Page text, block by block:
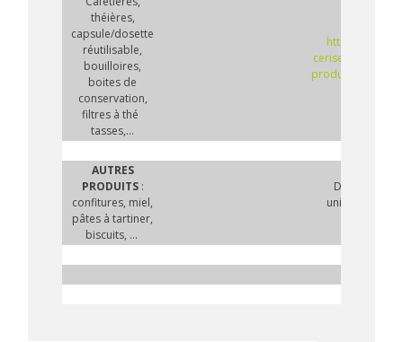
théières,
capsule/dosette
réutilisable,
bouilloires,
boites de
conservation,
filtres à thé
tasses,...
https://la-ptite-
cerise.be/
produit/
AUTRES
PRODUITS:
confitures, miel,
pâtes à tartiner,
biscuits, ...
Disponibles
uniquement au